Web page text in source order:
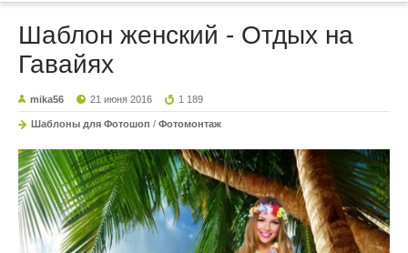
Шаблон женский - Отдых на
Гавайях
mika56 21 июня 2016 1 189
Шаблоны для Фотошоп / Фотомонтаж